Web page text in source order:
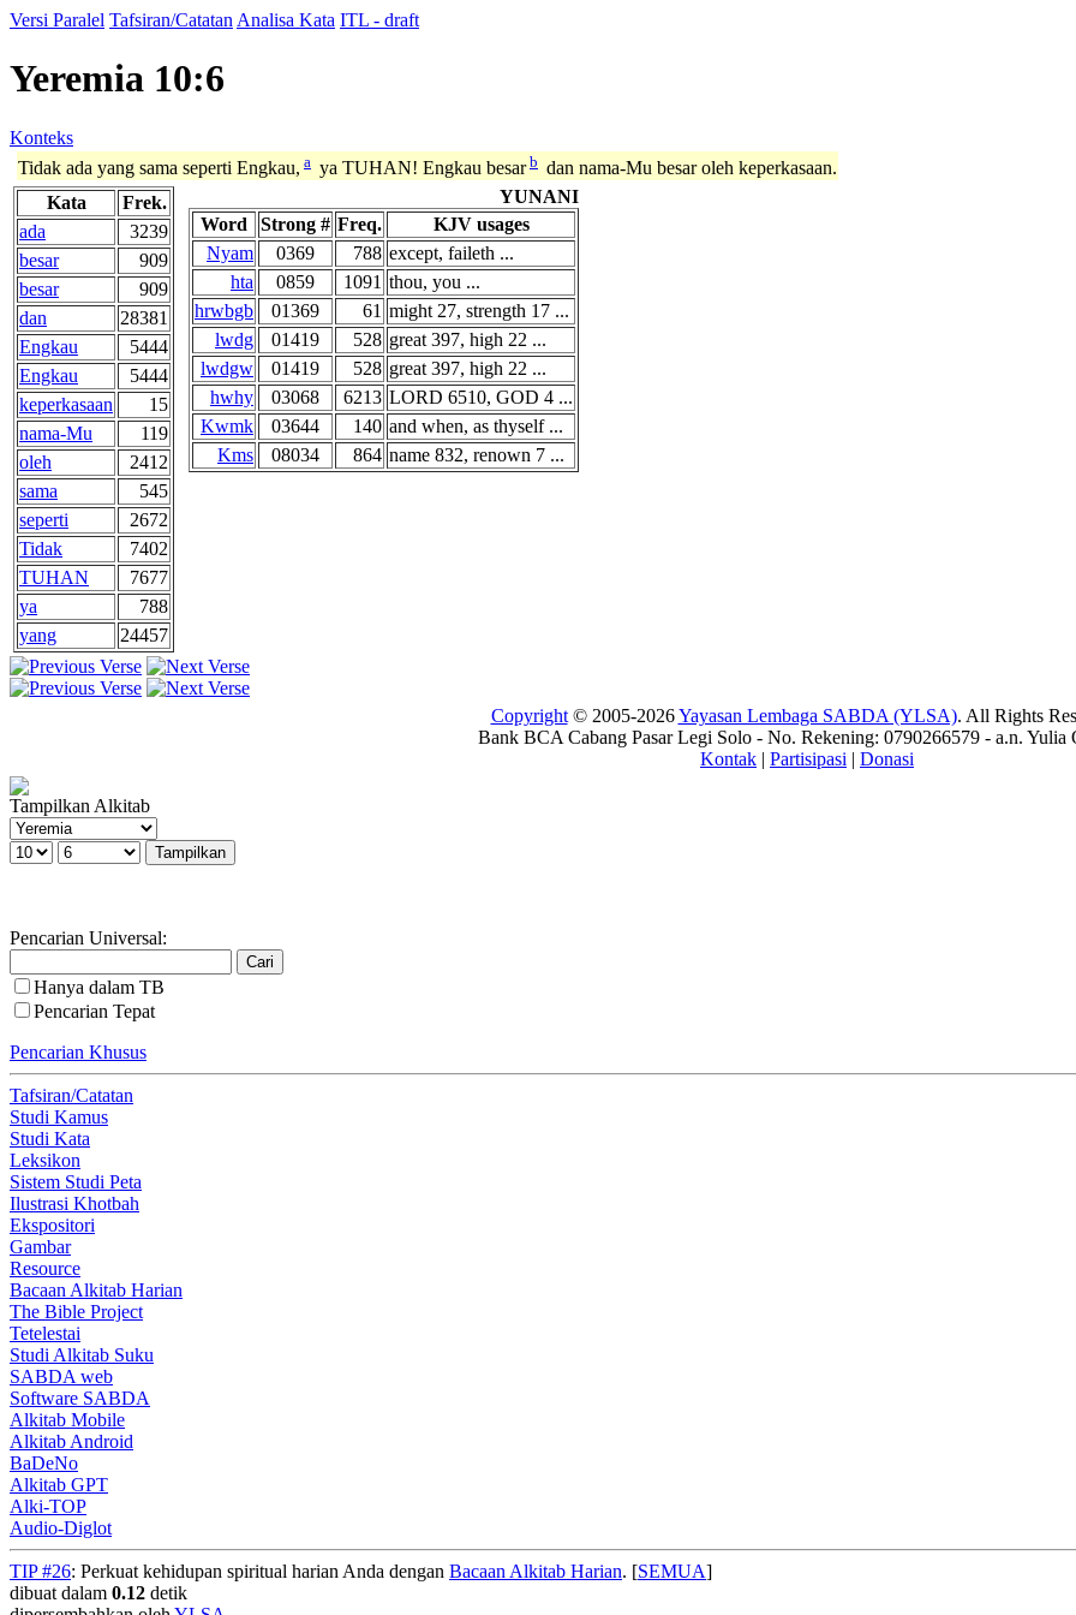
Versi Paralel Tafsiran/Catatan Analisa Kata ITL - draft
Yeremia 10:6
Konteks
Tidak ada yang sama seperti Engkau, a ya TUHAN! Engkau besar b dan nama-Mu besar oleh keperkasaan.
Kata
Frek.
ada
3239
besar
909
besar
909
dan
28381
Engkau
5444
Engkau
5444
keperkasaan
15
nama-Mu
119
oleh
2412
sama
545
seperti
2672
Tidak
7402
TUHAN
7677
ya
788
yang
24457
YUNANI
Word
Strong # Freq.
KJV usages
Nyam
0369 788 except, faileth ...
hta
0859 1091 thou, you ...
hrwbgb
01369 61 might 27, strength 17 ...
lwdg
01419 528 great 397, high 22 ...
lwdgw
01419 528 great 397, high 22 ...
hwhy
03068 6213 LORD 6510, GOD 4 ...
Kwmk
03644 140 and when, as thyself ...
Kms
08034 864 name 832, renown 7 ...
Copyright© 2005-2026Yayasan Lembaga SABDA (YLSA). All Rights
Bank BCA Cabang Pasar Legi Solo - No. Rekening: 0790266579 - a.n. Yulia
Kontak | Partisipasi | Donasi
Tampilkan Alkitab
Pencarian Universal:
Hanya dalam TB
Pencarian Tepat
Pencarian Khusus
Tafsiran/Catatan
Studi Kamus
Studi Kata
Leksikon
Sistem Studi Peta
Ilustrasi Khotbah
Ekspositori
Gambar
Resource
Bacaan Alkitab Harian
The Bible Project
Tetelestai
Studi Alkitab Suku
SABDA web
Software SABDA
Alkitab Mobile
Alkitab Android
BaDeNo
Alkitab GPT
Alki-TOP
Audio-Diglot
TIP #26: Perkuat kehidupan spiritual harian Anda dengan Bacaan Alkitab Harian. [SEMUA]
dibuat dalam 0.12 detik